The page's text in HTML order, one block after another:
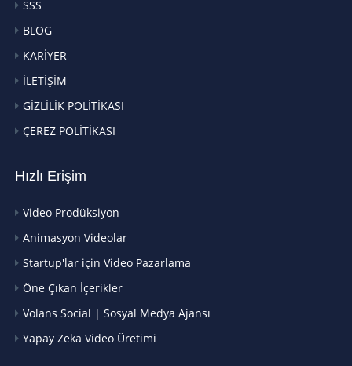
SSS
BLOG
KARİYER
İLETİŞİM
GİZLİLİK POLİTİKASI
ÇEREZ POLİTİKASI
Hızlı Erişim
Video Prodüksiyon
Animasyon Videolar
Startup'lar için Video Pazarlama
Öne Çıkan İçerikler
Volans Social | Sosyal Medya Ajansı
Yapay Zeka Video Üretimi